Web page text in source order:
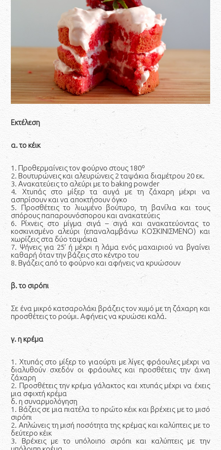
Εκτέλεση
α. το κέικ
1. Προθερμαίνεις τον φούρνο στους 180º
2. Βουτυρώνεις και αλευρώνεις 2 ταψάκια διαμέτρου 20 εκ.
3. Ανακατεύεις το αλεύρι με το baking powder
4. Χτυπάς στο μίξερ τα αυγά με τη ζάχαρη μέχρι να
ασπρίσουν και να αποκτήσουν όγκο
5. Προσθέτεις το λιωμένο βούτυρο, τη βανίλια και τους
σπόρους παπαρουνόσπορου και ανακατεύεις
6. Ρίχνεις στο μίγμα σιγά – σιγά και ανακατεύοντας το
κοσκινισμένο αλεύρι (επαναλαμβάνω ΚΟΣΚΙΝΙΣΜΕΝΟ) και
χωρίζεις στα δύο ταψάκια
7. Ψήνεις για 25’ ή μέχρι η λάμα ενός μαχαιριού να βγαίνει
καθαρή όταν την βάζεις στο κέντρο του
8. Βγάζεις από το φούρνο και αφήνεις να κρυώσουν
β. το σιρόπι
Σε ένα μικρό κατσαρολάκι βράζεις τον χυμό με τη ζάχαρη και
προσθέτεις το ρούμι. Αφήνεις να κρυώσει καλά.
γ. η κρέμα
1. Χτυπάς στο μίξερ το γιαούρτι με λίγες φράουλες μέχρι να
διαλυθούν σχεδόν οι φράουλες και προσθέτεις την άχνη
ζάχαρη
2. Προσθέτεις την κρέμα γάλακτος και χτυπάς μέχρι να έχεις
μια σφιχτή κρέμα
δ. η συναρμολόγηση
1. Βάζεις σε μια πιατέλα το πρώτο κέικ και βρέχεις με το μισό
σιρόπι
2. Απλώνεις τη μισή ποσότητα της κρέμας και καλύπτεις με το
δεύτερο κέικ
3. Βρέχεις με το υπόλοιπο σιρόπι και καλύπτεις με την